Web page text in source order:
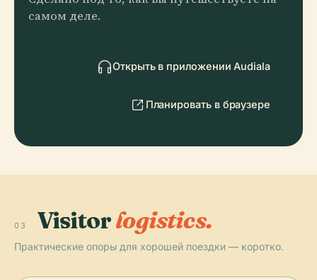
самом деле.
Открыть в приложении Audiala
Планировать в браузере
03 Visitorlogistics.
Практические опоры для хорошей поездки — коротко.